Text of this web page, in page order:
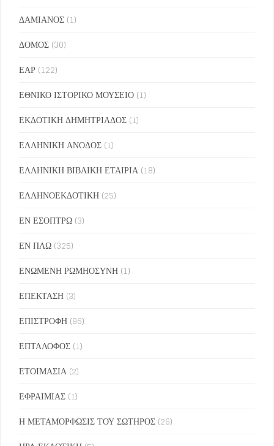
ΔΑΜΙΑΝΟΣ (1)
ΔΟΜΟΣ (30)
ΕΑΡ (122)
ΕΘΝΙΚΟ ΙΣΤΟΡΙΚΟ ΜΟΥΣΕΙΟ (1)
ΕΚΔΟΤΙΚΗ ΔΗΜΗΤΡΙΑΔΟΣ (1)
ΕΛΛΗΝΙΚΗ ΑΝΟΔΟΣ (1)
ΕΛΛΗΝΙΚΗ ΒΙΒΛΙΚΗ ΕΤΑΙΡΙΑ (18)
ΕΛΛΗΝΟΕΚΔΟΤΙΚΗ (25)
ΕΝ ΕΣΟΠΤΡΩ (3)
ΕΝ ΠΛΩ (325)
ΕΝΩΜΕΝΗ ΡΩΜΗΟΣΥΝΗ (1)
ΕΠΕΚΤΑΣΗ (3)
ΕΠΙΣΤΡΟΦΗ (96)
ΕΠΤΑΛΟΦΟΣ (1)
ΕΤΟΙΜΑΣΙΑ (2)
ΕΦΡΑΙΜΙΑΣ (1)
Η ΜΕΤΑΜΟΡΦΩΣΙΣ ΤΟΥ ΣΩΤΗΡΟΣ (26)